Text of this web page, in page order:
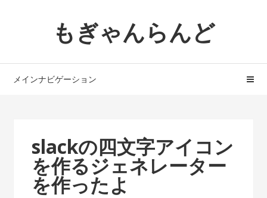
ョ
へ
もぎゃんらんど
メインナビゲーション
slackの四文字アイコン
を作るジェネレーター
を作ったよ